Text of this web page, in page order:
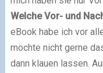
Welche Vor- und
eBook habe ich vor
möchte nicht gerne
dann klauen lassen.